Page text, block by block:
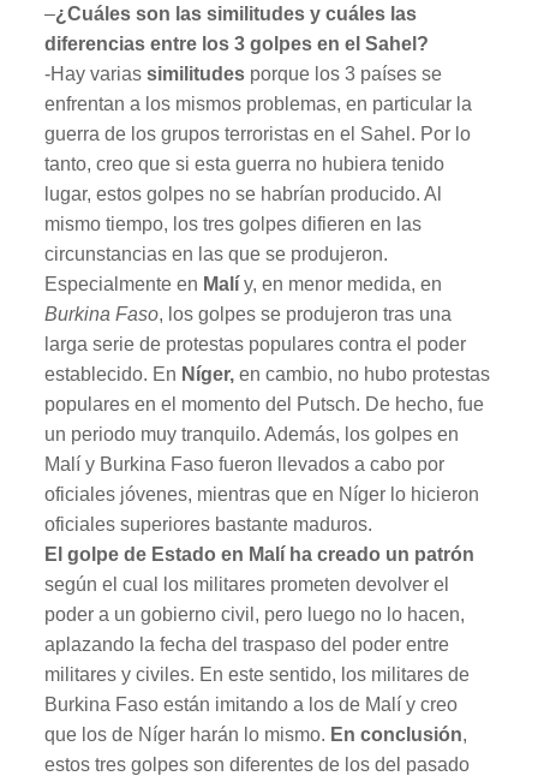
–¿Cuáles son las similitudes y cuáles las
diferencias entre los 3 golpes en el Sahel?
-Hay varias similitudesporque los 3 países se
enfrentan a los mismos problemas, en particular la
guerra de los grupos terroristas en el Sahel. Por lo
tanto, creo que si esta guerra no hubiera tenido
lugar, estos golpes no se habrían producido. Al
mismo tiempo, los tres golpes difieren en las
circunstancias en las que se produjeron.
Especialmente en Malíy, en menor medida, en
Burkina Faso, los golpes se produjeron tras una
larga serie de protestas populares contra el poder
establecido. En Níger,en cambio, no hubo protestas
populares en el momento del Putsch. De hecho, fue
un periodo muy tranquilo. Además, los golpes en
Malí y Burkina Faso fueron llevados a cabo por
oficiales jóvenes, mientras que en Níger lo hicieron
oficiales superiores bastante maduros.
El golpe de Estado en Malí ha creado un patrón
según el cual los militares prometen devolver el
poder a un gobierno civil, pero luego no lo hacen,
aplazando la fecha del traspaso del poder entre
militares y civiles. En este sentido, los militares de
Burkina Faso están imitando a los de Malí y creo
que los de Níger harán lo mismo. En conclusión,
estos tres golpes son diferentes de los del pasado